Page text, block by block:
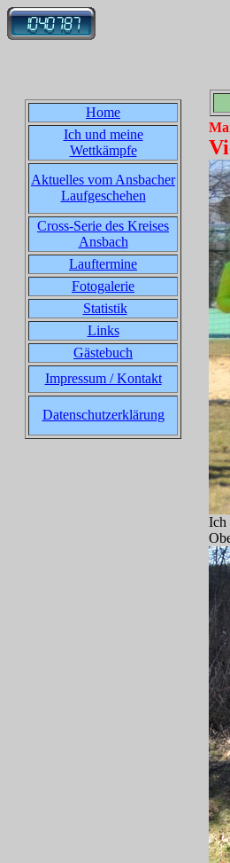
Home
Ich und meine
Wettkämpfe
Aktuelles vom Ansbacher
Laufgeschehen
Cross-Serie des Kreises
Ansbach
Lauftermine
Fotogalerie
Statistik
Links
Gästebuch
Impressum / Kontakt
Datenschutzerklärung
Ich